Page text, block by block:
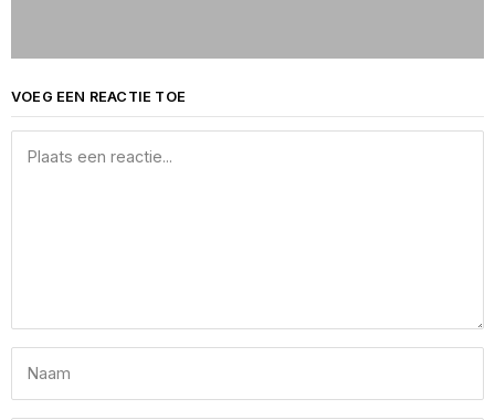
VOEG EEN REACTIE TOE